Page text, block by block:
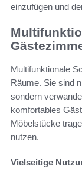
einzufügen und
Multifunktionale
Räume. Sie sind
sondern
komfortables
Möbelstücke
nutzen.
Vielseitige